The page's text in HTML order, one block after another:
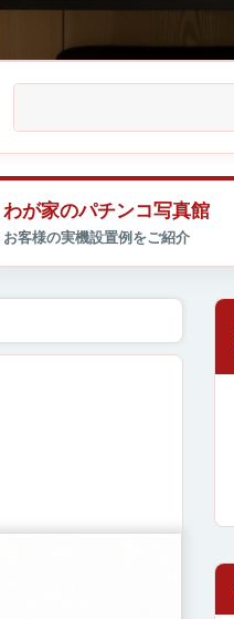
わが家のパチンコ写真館